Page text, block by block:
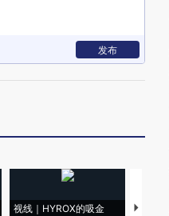
发布
视线｜HYROX的吸金
马航飞